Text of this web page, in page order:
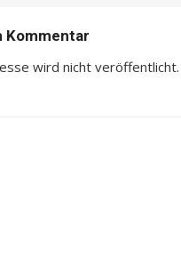
Kommentar
wird nicht veröffentlicht.